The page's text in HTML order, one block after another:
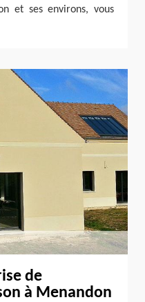
et ses environs, vous
de
à Menandon